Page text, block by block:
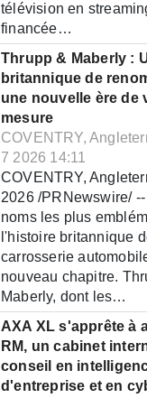
télévision en
financée…
Thrupp & Maberly :
britannique de
une nouvelle ère de
mesure
COVENTRY,
7 2026 14:11
COVENTRY,
2026 /PRNewswire/
noms les plus
l'histoire britannique
carrosserie
nouveau chapitre.
Maberly, dont les…
AXA XL s'apprête à
RM, un cabinet
conseil en
d'entreprise et en